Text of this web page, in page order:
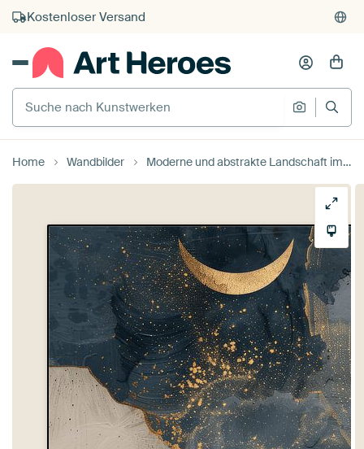
Kauf auf Rechnung
Individueller Druck auf Bestellung
Suche nach Kunstwerken
Suche
Home Wandbilder Moderne und abstrakte Landschaft im japanischen Stil von Japandi Art Studio